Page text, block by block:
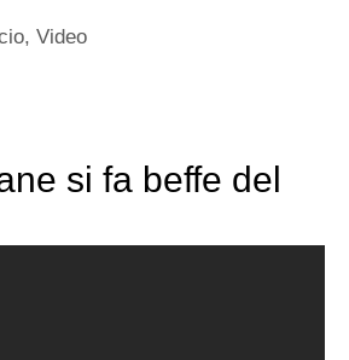
,Video
si fa beffe del